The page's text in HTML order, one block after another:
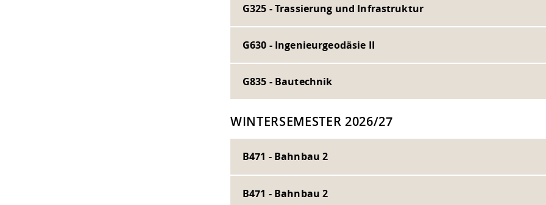
G325 - Trassierung und Infrastruktur
G630 - Ingenieurgeodäsie II
G835 - Bautechnik
WINTERSEMESTER 2026/27
B471 - Bahnbau 2
B471 - Bahnbau 2